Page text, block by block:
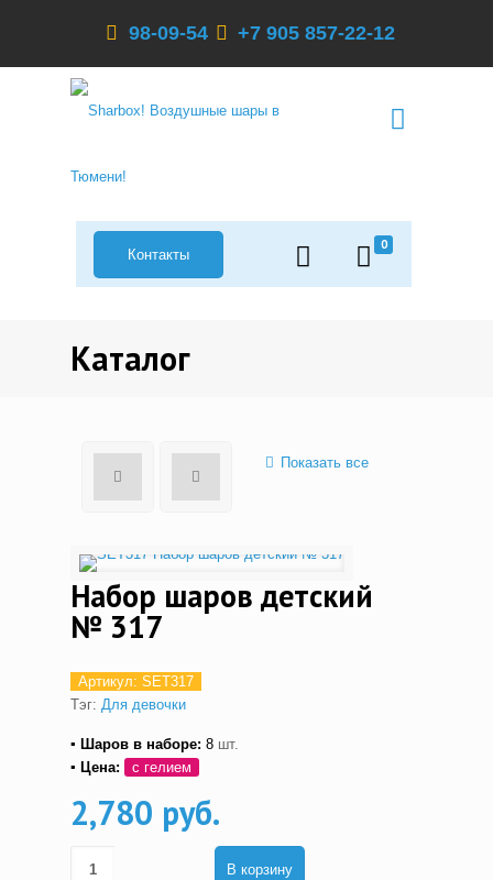
98-09-54 +7 905 857-22-12
0
Контакты
Каталог
Показать все
Набор шаров детский
№ 317
Артикул: SET317
Тэг: Для девочки
▪ Шаров в наборе: 8 шт.
▪ Цена:
с гелием
2,780 руб.
В корзину